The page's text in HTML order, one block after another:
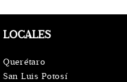
LOCALES
Querétaro
San Luis Potosí